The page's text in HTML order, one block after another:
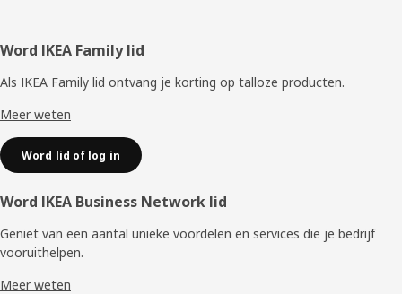
Voettekst
Word IKEA Family lid
Als IKEA Family lid ontvang je korting op talloze producten.
Meer weten
Word lid of log in
Word IKEA Business Network lid
Geniet van een aantal unieke voordelen en services die je bedrijf
vooruithelpen. ​
Meer weten